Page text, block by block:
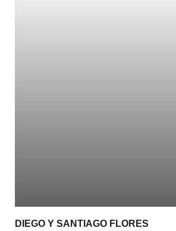
DIEGO Y SANTIAGO FLORES